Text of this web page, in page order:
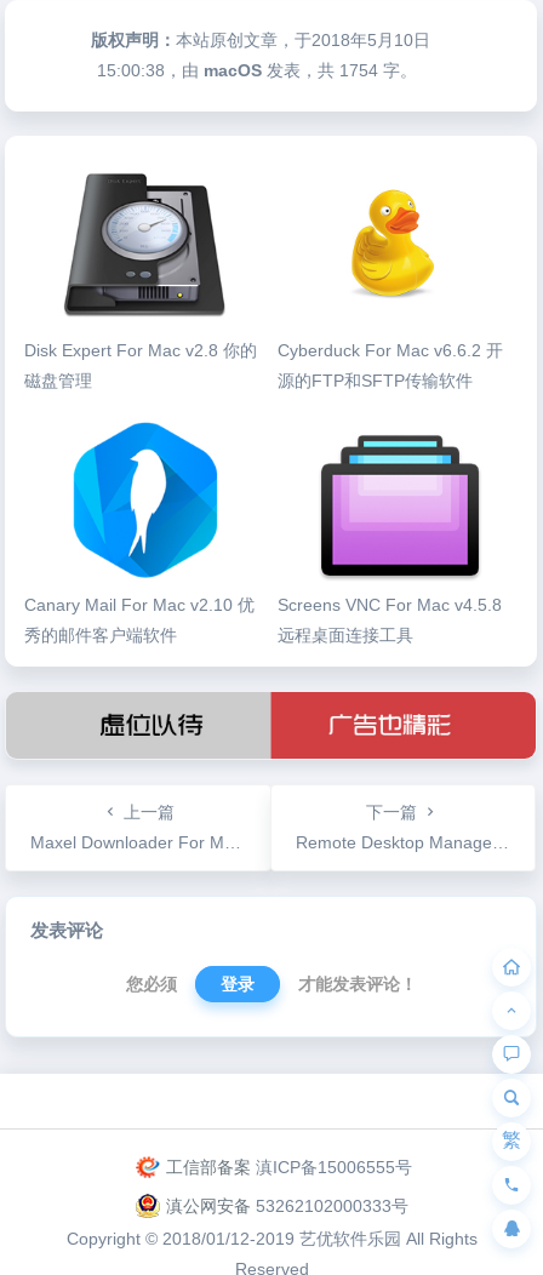
版权声明：本站原创文章，于2018年5月10日
15:00:38 ，由 macOS 发表，共 1754 字。
Disk Expert For Mac v2.8 你的
磁盘管理
Cyberduck For Mac v6.6.2 开
源的FTP和SFTP传输软件
Canary Mail For Mac v2.10 优
秀的邮件客户端软件
Screens VNC For Mac v4.5.8
远程桌面连接工具
上一篇
Maxel Downloader For Mac v2.3.3 网络文件下载管理工具
下一篇
Remote Desktop Manager v4.1.0.0 远程桌面管理工具
发表评论
您必须 登录 才能发表评论！
工信部备案 滇ICP备15006555号
滇公网安备 53262102000333号
Copyright © 2018/01/12-2019 艺优软件乐园 All Rights
Reserved
繁